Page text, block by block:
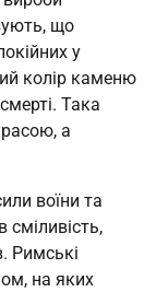
що
у
колір каменю
Така
а
воїни та
сміливість,
Римські
на яких